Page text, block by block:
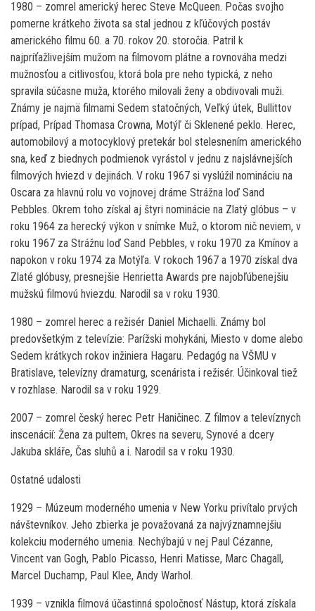
1980 – zomrel americký herec Steve McQueen. Počas svojho
pomerne krátkeho života sa stal jednou z kľúčových postáv
amerického filmu 60. a 70. rokov 20. storočia. Patril k
najpríťažlivejším mužom na filmovom plátne a rovnováha medzi
mužnosťou a citlivosťou, ktorá bola pre neho typická, z neho
spravila súčasne muža, ktorého milovali ženy a obdivovali muži.
Známy je najmä filmami Sedem statočných, Veľký útek, Bullittov
prípad, Prípad Thomasa Crowna, Motýľ či Sklenené peklo. Herec,
automobilový a motocyklový pretekár bol stelesnením amerického
sna, keď z biednych podmienok vyrástol v jednu z najslávnejších
filmových hviezd v dejinách. V roku 1967 si vyslúžil nomináciu na
Oscara za hlavnú rolu vo vojnovej dráme Strážna loď Sand
Pebbles. Okrem toho získal aj štyri nominácie na Zlatý glóbus – v
roku 1964 za herecký výkon v snímke Muž, o ktorom nič neviem, v
roku 1967 za Strážnu loď Sand Pebbles, v roku 1970 za Kmínov a
napokon v roku 1974 za Motýľa. V rokoch 1967 a 1970 získal dva
Zlaté glóbusy, presnejšie Henrietta Awards pre najobľúbenejšiu
mužskú filmovú hviezdu. Narodil sa v roku 1930.
1980 – zomrel herec a režisér Daniel Michaelli. Známy bol
predovšetkým z televízie: Parížski mohykáni, Miesto v dome alebo
Sedem krátkych rokov inžiniera Hagaru. Pedagóg na VŠMU v
Bratislave, televízny dramaturg, scenárista i režisér. Účinkoval tiež
v rozhlase. Narodil sa v roku 1929.
2007 – zomrel český herec Petr Haničinec. Z filmov a televíznych
inscenácií: Žena za pultem, Okres na severu, Synové a dcery
Jakuba skláře, Čas sluhů a i. Narodil sa v roku 1930.
Ostatné udalosti
1929 – Múzeum moderného umenia v New Yorku privítalo prvých
návštevníkov. Jeho zbierka je považovaná za najvýznamnejšiu
kolekciu moderného umenia. Nechýbajú v nej Paul Cézanne,
Vincent van Gogh, Pablo Picasso, Henri Matisse, Marc Chagall,
Marcel Duchamp, Paul Klee, Andy Warhol.
1939 – vznikla filmová účastinná spoločnosť Nástup, ktorá získala